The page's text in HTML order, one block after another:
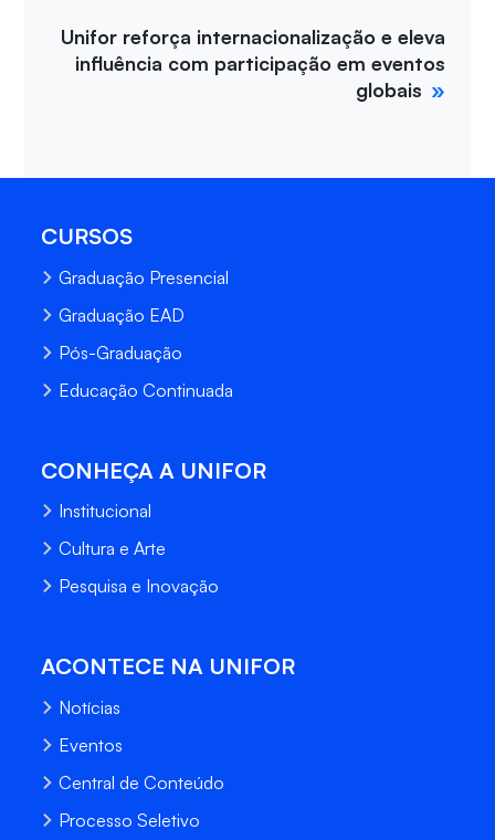
Unifor reforça internacionalização e eleva
influência com participação em eventos
globais
CURSOS
Graduação Presencial
Graduação EAD
Pós-Graduação
Educação Continuada
CONHEÇA A UNIFOR
Institucional
Cultura e Arte
Pesquisa e Inovação
ACONTECE NA UNIFOR
Notícias
Eventos
Central de Conteúdo
Processo Seletivo